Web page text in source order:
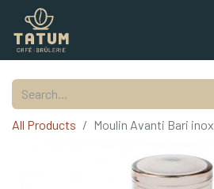
All Products Moulin Avanti Bari inox